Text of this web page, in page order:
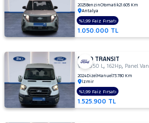
SUBARU
TESLA
TOGG
TOYOTA
TRAKTÖR
VOLKSWAGEN
VOLVO
2025BenzinOtomatik21.605 Km
Antalya
1.050.000 TL
%1,99 Faiz Fırsatı
FORD TRANSIT
VAN 350 L,162Hp, Panel Van
2024DizelManuel73.780 Km
İzmir
1.525.900 TL
%1,99 Faiz Fırsatı